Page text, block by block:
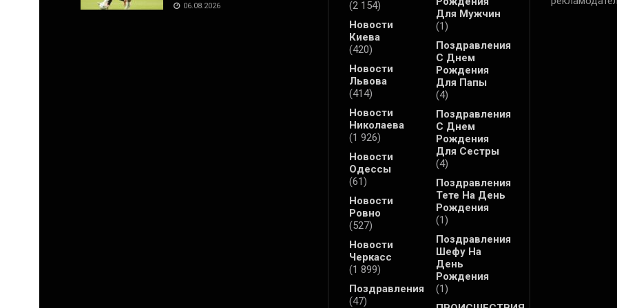
06.08.2026
(2 154)
Новости
Киева
(420)
Новости
Львова
(414)
Новости
Николаева
(1 926)
Новости
Одессы
(61)
Новости
Ровно
(527)
Новости
Черкасс
(1 899)
Поздравления
(47)
Для Мужчин
(1)
Поздравления
С Днем
Рождения
Для Папы
(4)
Поздравления
С Днем
Рождения
Для Сестры
(4)
Поздравления
Тете На День
Рождения
(1)
Поздравления
Шефу На
День
Рождения
(1)